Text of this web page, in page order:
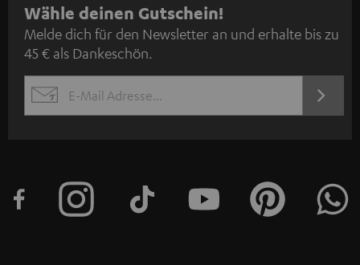
N
e
w
s
e
Wähle deinen Gutschein!
Melde dich für den Newsletter an und erhalte bis zu
45 € als Dankeschön.
EMAIL
JETZT